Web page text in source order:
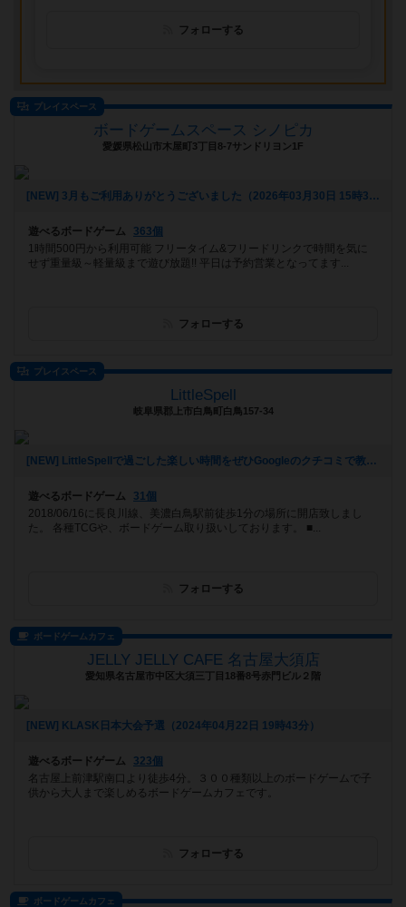
フォローする
プレイスペース
ボードゲームスペース シノピカ
愛媛県松山市木屋町3丁目8-7サンドリヨン1F
[NEW] 3月もご利用ありがとうございました（2026年03月30日 15時38分）
遊べるボードゲーム
363個
1時間500円から利用可能 フリータイム&フリードリンクで時間を気に
せず重量級～軽量級まで遊び放題!! 平日は予約営業となってます...
フォローする
プレイスペース
LittleSpell
岐阜県郡上市白鳥町白鳥157-34
[NEW] LittleSpellで過ごした楽しい時間をぜひGoogleのクチコミで教えてください。（2026年03月23日 13時23分）
遊べるボードゲーム
31個
2018/06/16に長良川線、美濃白鳥駅前徒歩1分の場所に開店致しまし
た。 各種TCGや、ボードゲーム取り扱いしております。 ■...
フォローする
ボードゲームカフェ
JELLY JELLY CAFE 名古屋大須店
愛知県名古屋市中区大須三丁目18番8号赤門ビル２階
[NEW] KLASK日本大会予選（2024年04月22日 19時43分）
遊べるボードゲーム
323個
名古屋上前津駅南口より徒歩4分。３００種類以上のボードゲームで子
供から大人まで楽しめるボードゲームカフェです。
フォローする
ボードゲームカフェ